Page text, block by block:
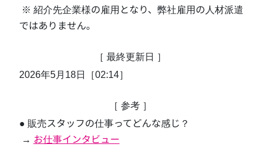
ではありません。
［ 最終更新日 ］
2026年5月18日［02:14］
［ 参考 ］
● 販売スタッフの仕事ってどんな感じ？
→ お仕事インタビュー